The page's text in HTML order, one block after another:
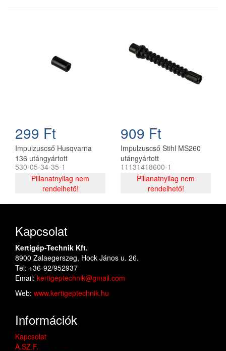
299 Ft
Impulzuscső Husqvarna
136 utángyártott
530-05-34-35-1
Pillanatnyilag nem
rendelhető!
909 Ft
Impulzuscső Stihl MS260
utángyártott
11131418600-1
Pillanatnyilag nem
rendelhető!
Kapcsolat
Kertigép-Technik Kft.
8900 Zalaegerszeg, Hock János u. 26.
Tel: +36-92/952937
Email: kertigeptechnik@gmail.com
Web: www.kertigeptechnik.hu
Információk
Kapcsolat
A.SZ.F.